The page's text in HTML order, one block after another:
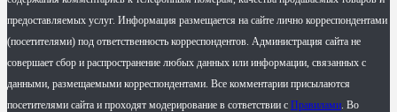
предоставляемых услуг. Информация размещается на сайте лично корреспондентами
(посетителями) под ответственность корреспондентов. Администрация сайта не
совершает сбор и распространение любых данных или информации, связанных с
данными, размещаемыми корреспондентами. Все комментарии присылаются
посетителями сайта и проходят модерирование в сответствии с Правилами. Во